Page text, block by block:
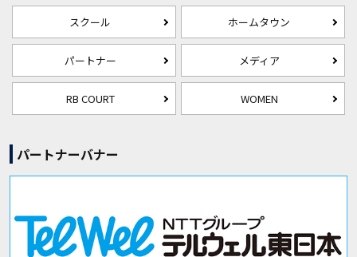
スクール ホームタウン
パートナー メディア
RB COURT WOMEN
パートナーバナー